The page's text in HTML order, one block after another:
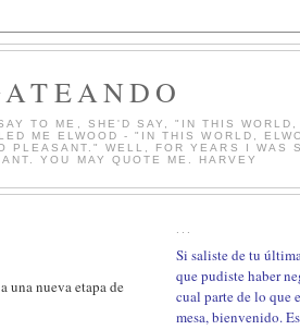
TO ME, SHE'D SAY, "IN THIS WORLD,
ME ELWOOD - "IN THIS WORLD,
PLEASANT." WELL, FOR YEARS I WAS
YOU MAY QUOTE ME. HARVEY
una nueva etapa de
Si saliste de tu
que pudiste haber
cual parte de lo que
mesa, bienvenido.